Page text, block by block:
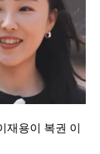
재용이 복권 이